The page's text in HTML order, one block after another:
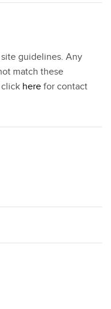
guidelines. Any
match these
here for contact